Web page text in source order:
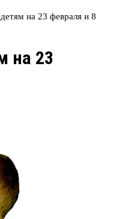
на 23 февраля и 8
на 23